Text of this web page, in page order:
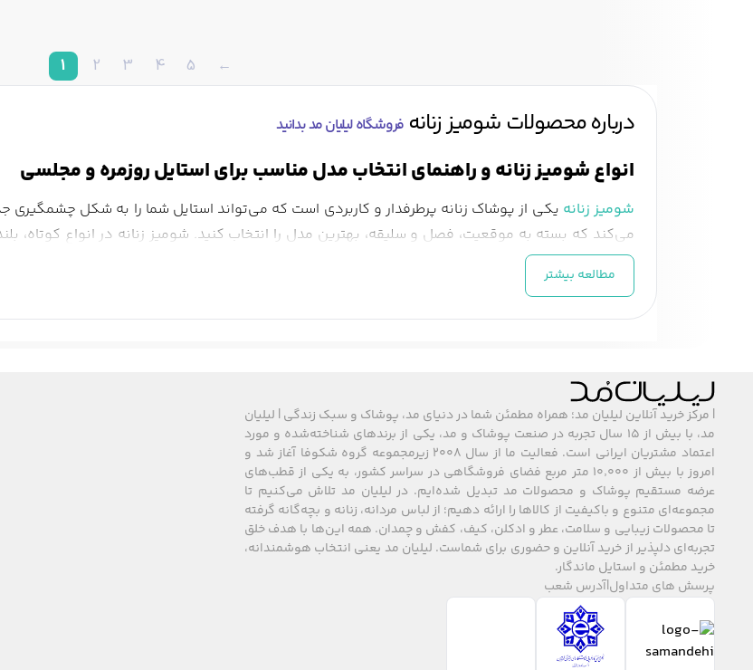
1 2 3 4 5 ←
درباره محصولات شومیز زنانه فروشگاه لیلیان مد بدانید
انواع شومیز زنانه و راهنمای انتخاب مدل مناسب برای استایل روزمره و مجلسی
شومیز زنانه یکی از پوشاک زنانه پرطرفدار و کاربردی است که می‌تواند استایل شما را به شکل چشمگیری
می‌کند که بسته به موقعیت، فصل و سلیقه، بهترین مدل را انتخاب کنید. شومیز زنانه در انواع کوتاه،
شیک و زنانه به استایل شما می‌بخشد. در ادامه با انواع شومیز زنانه و نکات مهم خرید آشنا خواهید شد
شومیز زنانه روزمره
زنانه یا شلوار جین زنانه ست کنید.
مثال‌ها:
شومیز زنانه نخی با دامن کوتاه زنانه برای روزهای گرم تابستان
شومیز زنانه پنبه‌ای با شلوار جین زنانه برای استایل کژوال
شومیز زنانه اسپرت کوتاه با لگ زنانه و کفش راحتی
این مدل شومیز زنانه برای فعالیت‌های روزمره، پیاده‌روی، خرید و قرارهای دوستانه عالی است و ترکیب
شومیز زنانه مجلسی
شومیز زنانه مجلسی مناسب مهمانی‌ها، جلسات رسمی و مراسم خاص است. این مدل‌ها معمولاً با
مطالعه بیشتر
| مرکز خرید آنلاین لیلیان مد؛ همراه مطمئن شما در دنیای مد، پوشاک و سبک زندگی | لیلیان
مد، با بیش از ۱۵ سال تجربه در صنعت پوشاک و مد، یکی از برندهای شناخته‌شده و مورد
اعتماد مشتریان ایرانی است. فعالیت ما از سال ۲۰۰۸ زیرمجموعه گروه شکوفا آغاز شد و
امروز با بیش از ۱۰٬۰۰۰ متر مربع فضای فروشگاهی در سراسر کشور، به یکی از قطب‌های
عرضه مستقیم پوشاک و محصولات مد تبدیل شده‌ایم. در لیلیان مد تلاش می‌کنیم تا
مجموعه‌ای متنوع و باکیفیت از کالاها را ارائه دهیم؛ از لباس مردانه، زنانه و بچه‌گانه گرفته
تا محصولات زیبایی و سلامت، عطر و ادکلن، کیف، کفش و چمدان. همه این‌ها با هدف خلق
تجربه‌ای دلپذیر از خرید آنلاین و حضوری برای شماست. لیلیان مد یعنی انتخاب هوشمندانه،
خرید مطمئن و استایل ماندگار.
پرسش های متداول|آدرس شعب